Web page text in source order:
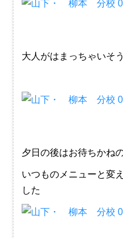
大人がはまっちゃいそう
夕日の後はお待ちかね
いつものメニューと変
した